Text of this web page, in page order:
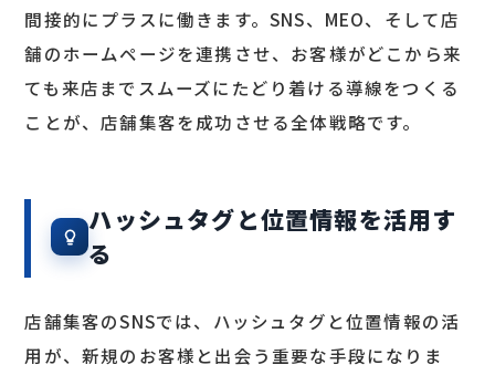
間接的にプラスに働きます。SNS、MEO、そして店
舗のホームページを連携させ、お客様がどこから来
ても来店までスムーズにたどり着ける導線をつくる
ことが、店舗集客を成功させる全体戦略です。
ハッシュタグと位置情報を活用す
る
店舗集客のSNSでは、ハッシュタグと位置情報の活
用が、新規のお客様と出会う重要な手段になりま